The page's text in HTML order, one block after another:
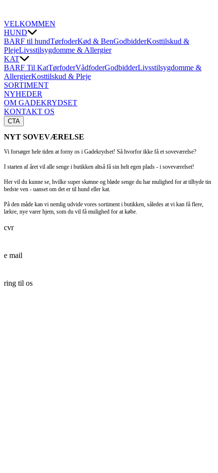
VELKOMMEN
HUND
BARF til hundTørfoderKød & BenGodbidderKosttilskud &
PlejeLivsstilsygdomme & Allergier
KAT
BARF Til KatTørfoderVådfoderGodbidderLivsstilsygdomme &
AllergierKosttilskud & Pleje
SORTIMENT
NYHEDER
OM GADEKRYDSET
KONTAKT OS
CTA
NYT SOVEVÆRELSE
Vi forsøger hele tiden at forny os i Gadekrydset! Så hvorfor ikke få et soveværelse?
I starten af året vil alle senge i butikken altså få sin helt egen plads - i soveværelset!
Her vil du kunne se, hvilke super skønne og bløde senge du har mulighed for at tilbyde tin
bedste ven - uanset om det er til hund eller kat.
På den måde kan vi nemlig udvide vores sortiment i butikken, således at vi kan få flere,
lækre, nye varer hjem, som du vil få mulighed for at købe.
cvr
e mail
ring til os